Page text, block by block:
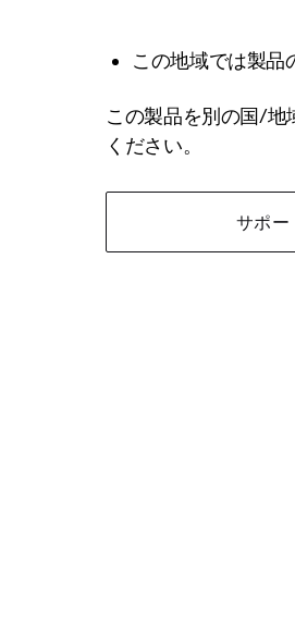
この地域では製品
この製品を別の国/地
ください。
サポ